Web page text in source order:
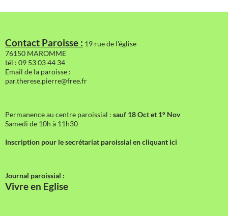
Contact Paroisse : 19 rue de l'église
76150 MAROMME
tél : 09 53 03 44 34
Email de la paroisse :
par.therese.pierre@free.fr
Permanence au centre paroissial : sauf 18 Oct et 1° Nov
Samedi de 10h à 11h30
Inscription pour le secrétariat paroissial en cliquant ici
Journal paroissial :
Vivre en Eglise